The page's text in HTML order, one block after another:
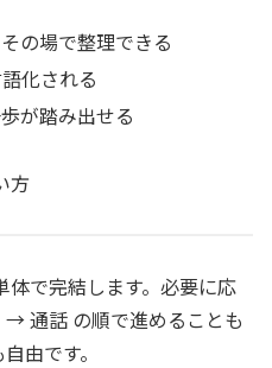
の場で整理できる
化される
が踏み出せる
方
体で完結します。必要に応
通話 の順で進めることも
由です。